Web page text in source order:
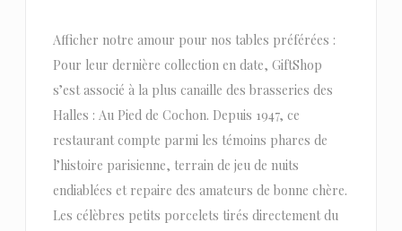
Afficher notre amour pour nos tables préférées :
Pour leur dernière collection en date, GiftShop
s’est associé à la plus canaille des brasseries des
Halles : Au Pied de Cochon. Depuis 1947, ce
restaurant compte parmi les témoins phares de
l’histoire parisienne, terrain de jeu de nuits
endiablées et repaire des amateurs de bonne chère.
Les célèbres petits porcelets tirés directement du